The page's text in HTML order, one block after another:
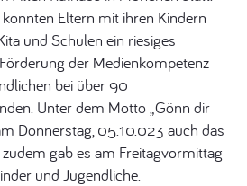
Eltern mit ihren Kindern
und Schulen ein riesiges
der Medienkompetenz
bei über 90
Unter dem Motto „Gönn dir
Donnerstag, 05.10.023 auch das
gab es am Freitagvormittag
und Jugendliche.